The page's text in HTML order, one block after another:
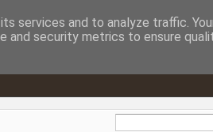
services and to analyze traffic.
and security metrics to ensure